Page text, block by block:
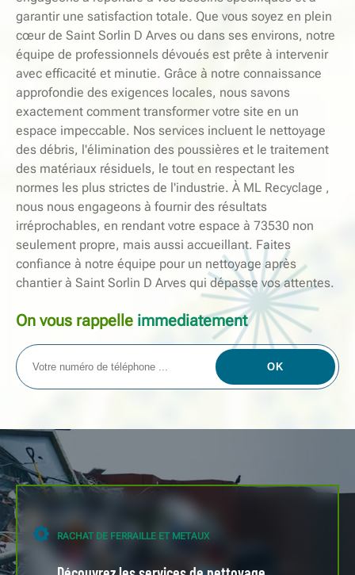
garantir une satisfaction totale. Que vous soyez en plein
cœur de Saint Sorlin D Arves ou dans ses environs, notre
équipe de professionnels dévoués est prête à intervenir
avec efficacité et minutie. Grâce à notre connaissance
approfondie des exigences locales, nous savons
exactement comment transformer votre site en un
espace impeccable. Nos services incluent le nettoyage
des débris, l'élimination des poussières et le traitement
des matériaux résiduels, le tout en respectant les
normes les plus strictes de l'industrie. À ML Recyclage ,
nous nous engageons à fournir des résultats
irréprochables, en rendant votre espace à 73530 non
seulement propre, mais aussi accueillant. Faites
confiance à notre équipe pour un nettoyage après
chantier à Saint Sorlin D Arves qui dépasse vos attentes.
On vous rappelle immediatement
RACHAT DE FERRAILLE ET METAUX